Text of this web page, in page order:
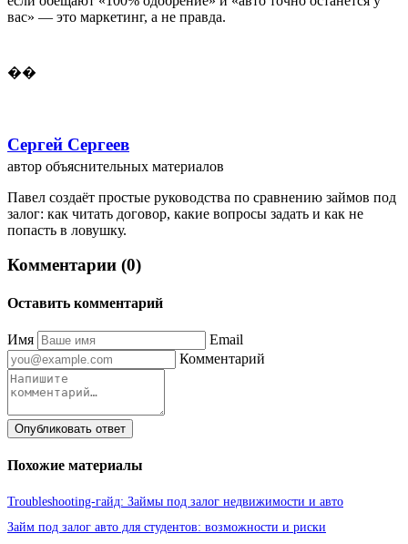
вас» — это маркетинг, а не правда.
��
Сергей Сергеев
автор объяснительных материалов
Павел создаёт простые руководства по сравнению займов под
залог: как читать договор, какие вопросы задать и как не
попасть в ловушку.
Комментарии (0)
Оставить комментарий
Имя
Email
Комментарий
Опубликовать ответ
Похожие материалы
Troubleshooting-гайд: Займы под залог недвижимости и авто
Займ под залог авто для студентов: возможности и риски